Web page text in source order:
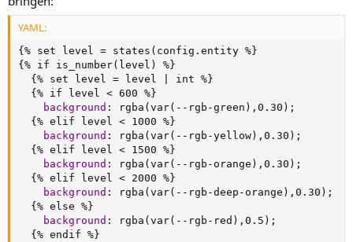
YAML:
{ % set level = states(config.entity % }
{ % if is_number(level) % }
{ % set level = level int % }
{ % if level < 600 % }
background : rgba(var( - - rgb -green) , 0.30);
{ % elif level < 1000 % }
background : rgba(var( - - rgb -yellow) , 0.30);
{ % elif level < 1500 % }
background : rgba(var( - - rgb - orange) , 0.30);
{ % elif level < 2000 % }
background : rgba(var( - - rgb -deep - orange) , 0.30);
{ % else % }
background : rgba(var( - - rgb - red) , 0.5);
{ % endif % }